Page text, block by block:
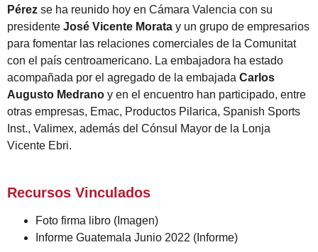
Pérez se ha reunido hoy en Cámara Valencia con su
presidente José Vicente Morata y un grupo de empresarios
para fomentar las relaciones comerciales de la Comunitat
con el país centroamericano. La embajadora ha estado
acompañada por el agregado de la embajada Carlos
Augusto Medrano y en el encuentro han participado, entre
otras empresas, Emac, Productos Pilarica, Spanish Sports
Inst., Valimex, además del Cónsul Mayor de la Lonja
Vicente Ebri.
Recursos Vinculados
Foto firma libro (Imagen)
Informe Guatemala Junio 2022 (Informe)